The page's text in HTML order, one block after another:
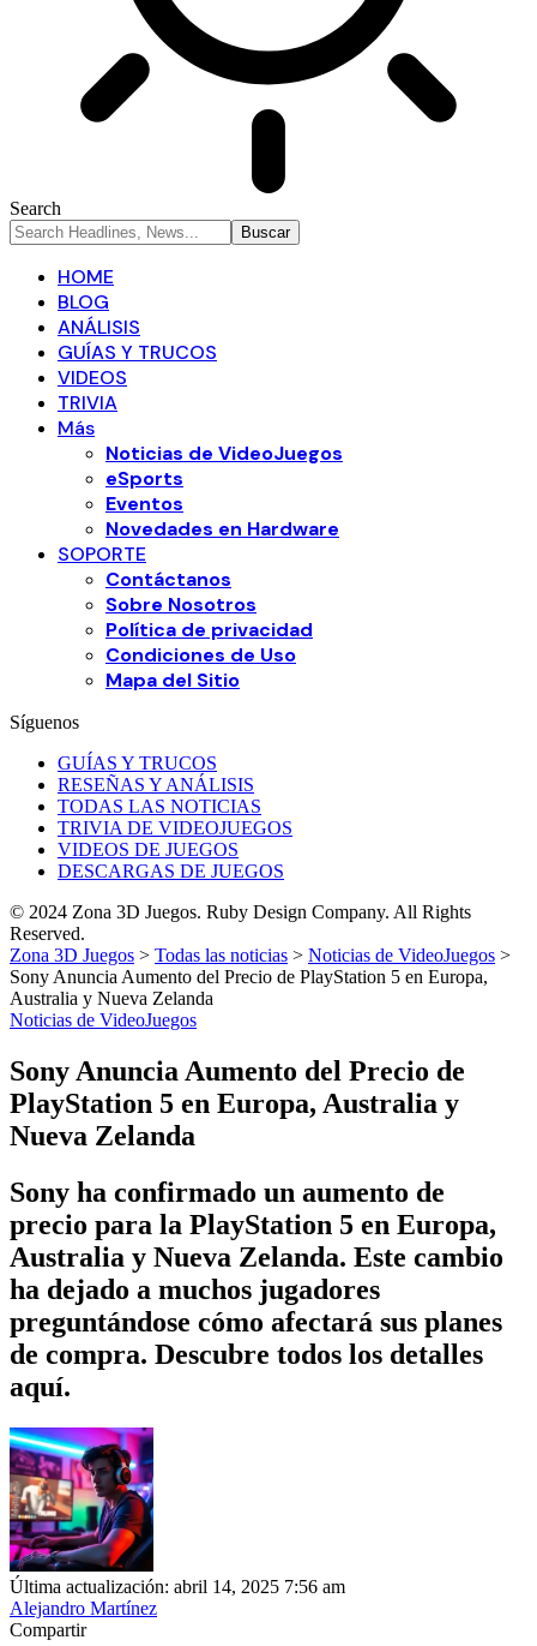
Search
HOME
BLOG
ANÁLISIS
GUÍAS Y TRUCOS
VIDEOS
TRIVIA
Más
Noticias de VideoJuegos
eSports
Eventos
Novedades en Hardware
SOPORTE
Contáctanos
Sobre Nosotros
Política de privacidad
Condiciones de Uso
Mapa del Sitio
Síguenos
GUÍAS Y TRUCOS
RESEÑAS Y ANÁLISIS
TODAS LAS NOTICIAS
TRIVIA DE VIDEOJUEGOS
VIDEOS DE JUEGOS
DESCARGAS DE JUEGOS
© 2024 Zona 3D Juegos. Ruby Design Company. All Rights
Reserved.
Zona 3D Juegos > Todas las noticias > Noticias de VideoJuegos >
Sony Anuncia Aumento del Precio de PlayStation 5 en Europa,
Australia y Nueva Zelanda
Noticias de VideoJuegos
Sony Anuncia Aumento del Precio de
PlayStation 5 en Europa, Australia y
Nueva Zelanda
Sony ha confirmado un aumento de
precio para la PlayStation 5 en Europa,
Australia y Nueva Zelanda. Este cambio
ha dejado a muchos jugadores
preguntándose cómo afectará sus planes
de compra. Descubre todos los detalles
aquí.
Última actualización: abril 14, 2025 7:56 am
Alejandro Martínez
Compartir